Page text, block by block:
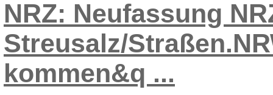
NRZ: Neufassung
Streusalz/
kommen&q ...